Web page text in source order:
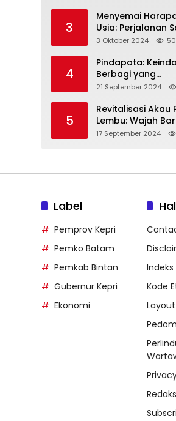
3
Menyemai
Usia: Perjalanan
dalam Menyentuh
3 Oktober 2024
4
Pindapata:
Berbagi yang
Menghubungkan
Kebersamaan
Buddha
21 September 2024
5
Revitalisasi Akau
Lembu: Wajah
Legendaris
17 September 2024
Label
Pemprov Kepri
Pemko Batam
Pemkab Bintan
Gubernur Kepri
Ekonomi
Indeks
Kode
Layout